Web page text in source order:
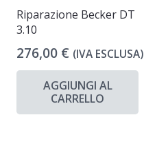
Riparazione Becker DT
3.10
276,00 € (IVA ESCLUSA)
AGGIUNGI AL
CARRELLO